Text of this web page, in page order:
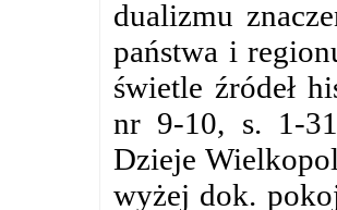
dualizmu
państwa i
świetle źródeł
nr 9-10, s. 1-
Dzieje
wyżej dok.